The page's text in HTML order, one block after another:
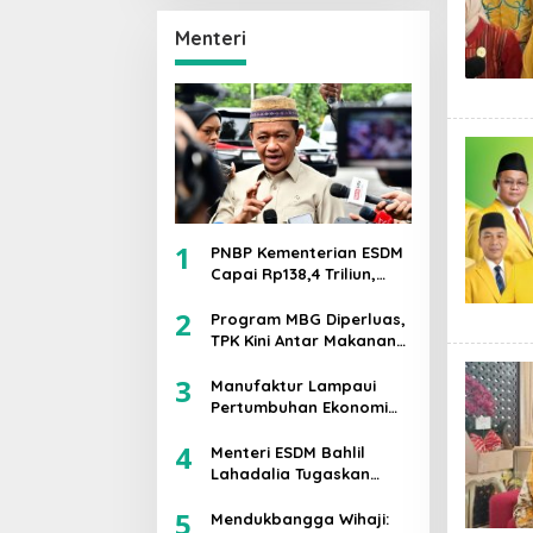
Mengantongi 42,1℅
Suara
Menteri
1
PNBP Kementerian ESDM
Capai Rp138,4 Triliun,
Komitmen Akuntabilitas
2
Program MBG Diperluas,
TPK Kini Antar Makanan
dan Balita
3
Manufaktur Lampaui
Pertumbuhan Ekonomi
Gumiwang Soroti
Keberhasilan
4
Menteri ESDM Bahlil
Lahadalia Tugaskan
Pengadaan Migas dan
5
Mendukbangga Wihaji: